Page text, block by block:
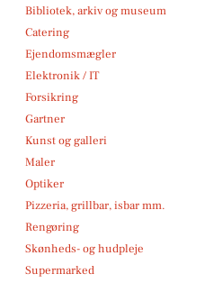
Bibliotek, arkiv og museum
Catering
Ejendomsmægler
Elektronik / IT
Forsikring
Gartner
Kunst og galleri
Maler
Optiker
Pizzeria, grillbar, isbar mm.
Rengøring
Skønheds- og hudpleje
Supermarked